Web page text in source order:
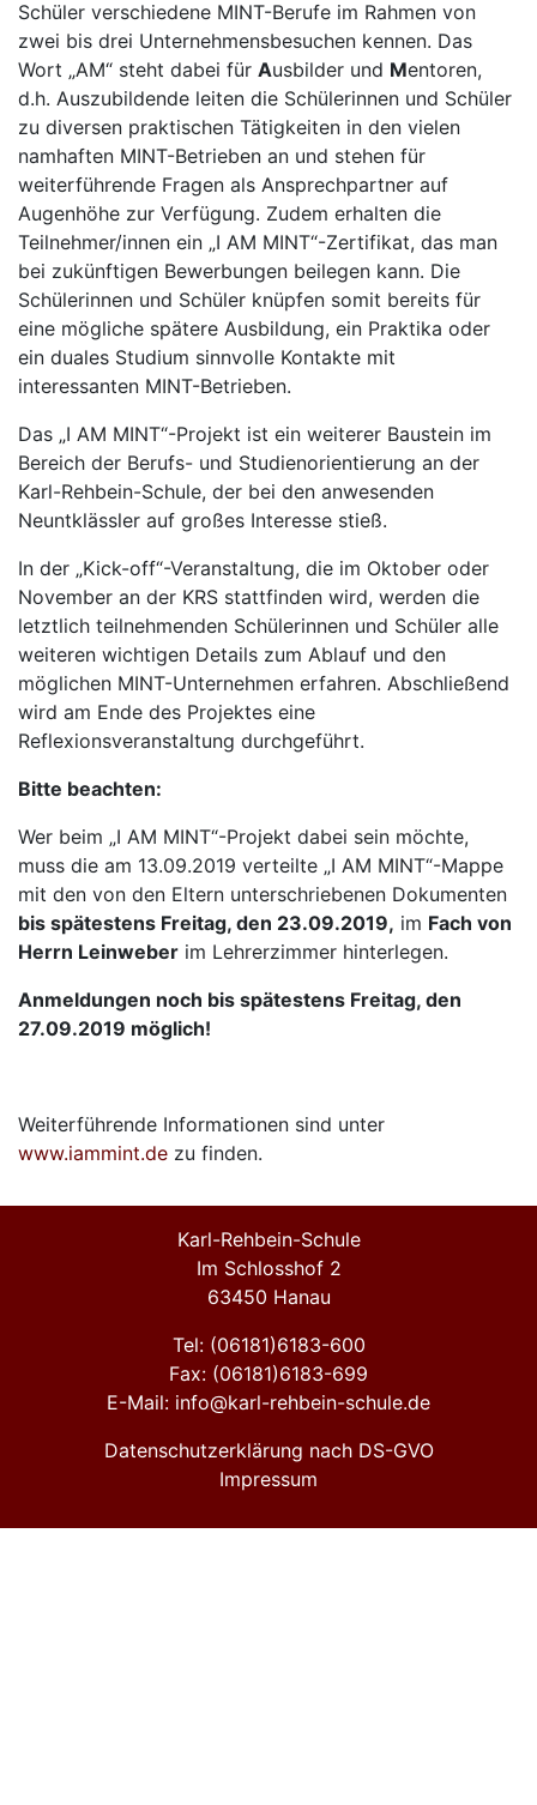
Schüler verschiedene MINT-Berufe im Rahmen von
zwei bis drei Unternehmensbesuchen kennen. Das
Wort „AM“ steht dabei für Ausbilder und Mentoren,
d.h. Auszubildende leiten die Schülerinnen und Schüler
zu diversen praktischen Tätigkeiten in den vielen
namhaften MINT-Betrieben an und stehen für
weiterführende Fragen als Ansprechpartner auf
Augenhöhe zur Verfügung. Zudem erhalten die
Teilnehmer/innen ein „I AM MINT“-Zertifikat, das man
bei zukünftigen Bewerbungen beilegen kann. Die
Schülerinnen und Schüler knüpfen somit bereits für
eine mögliche spätere Ausbildung, ein Praktika oder
ein duales Studium sinnvolle Kontakte mit
interessanten MINT-Betrieben.
Das „I AM MINT“-Projekt ist ein weiterer Baustein im
Bereich der Berufs- und Studienorientierung an der
Karl-Rehbein-Schule, der bei den anwesenden
Neuntklässler auf großes Interesse stieß.
In der „Kick-off“-Veranstaltung, die im Oktober oder
November an der KRS stattfinden wird, werden die
letztlich teilnehmenden Schülerinnen und Schüler alle
weiteren wichtigen Details zum Ablauf und den
möglichen MINT-Unternehmen erfahren. Abschließend
wird am Ende des Projektes eine
Reflexionsveranstaltung durchgeführt.
Bitte beachten:
Wer beim „I AM MINT“-Projekt dabei sein möchte,
muss die am 13.09.2019 verteilte „I AM MINT“-Mappe
mit den von den Eltern unterschriebenen Dokumenten
bis spätestens Freitag, den 23.09.2019, im Fach von
Herrn Leinweber im Lehrerzimmer hinterlegen.
Anmeldungen noch bis spätestens Freitag, den
27.09.2019 möglich!
Weiterführende Informationen sind unter
www.iammint.de zu finden.
Karl-Rehbein-Schule
Im Schlosshof 2
63450 Hanau
Tel: (06181)6183-600
Fax: (06181)6183-699
E-Mail: info@karl-rehbein-schule.de
Datenschutzerklärung nach DS-GVO
Impressum